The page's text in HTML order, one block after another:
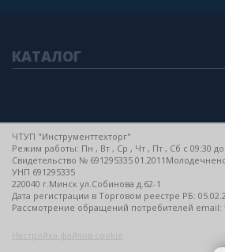
КАТАЛОГ
ЧТУП "Инструменттехторг"
Режим работы: Пн , Вт , Ср , Чт , Пт , Сб c 09:30 до
Свидетельство № 691295335
УНП 691295335
220040 г.Минск ул.Собинова д.62-1
Дата регистрации в Торговом реестре РБ:
Рассмотрение обращений потребителей email:
Настройка файлов cookie